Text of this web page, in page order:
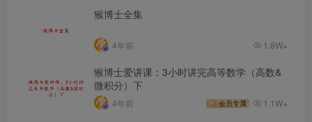
猴博士全集
4年前 1.8W+
猴博士爱讲课：3小时讲完高等数学（高数&
微积分）下
4年前 会员专属 1.1W+